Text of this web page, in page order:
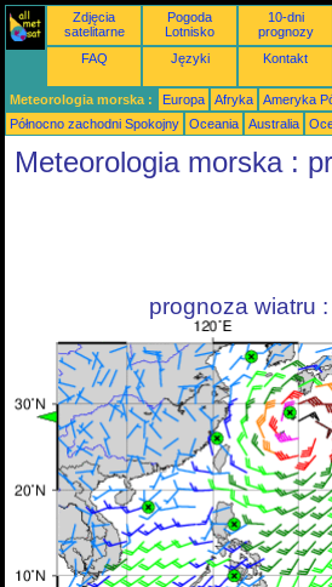
Zdjęcia
satelitarne
Pogoda
Lotnisko
10-dni
prognozy
FAQ Języki Kontakt
Meteorologia morska : Europa Afryka Ameryka
Północno zachodni Spokojny
Oceania Australia
Meteorologia morska :
prognoza wiatru